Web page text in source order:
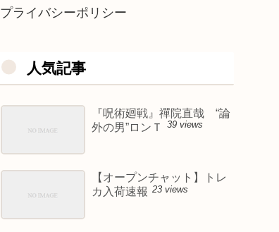
プライバシーポリシー
人気記事
『呪術廻戦』禪院直哉 “論
外の男”ロンＴ
39 views
【オープンチャット】トレ
カ入荷速報 23 views